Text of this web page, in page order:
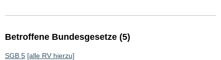
Betroffene Bundesgesetze (5)
SGB 5 [alle RV hierzu]